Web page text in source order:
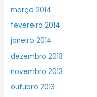
março 2014
fevereiro 2014
janeiro 2014
dezembro 2013
novembro 2013
outubro 2013